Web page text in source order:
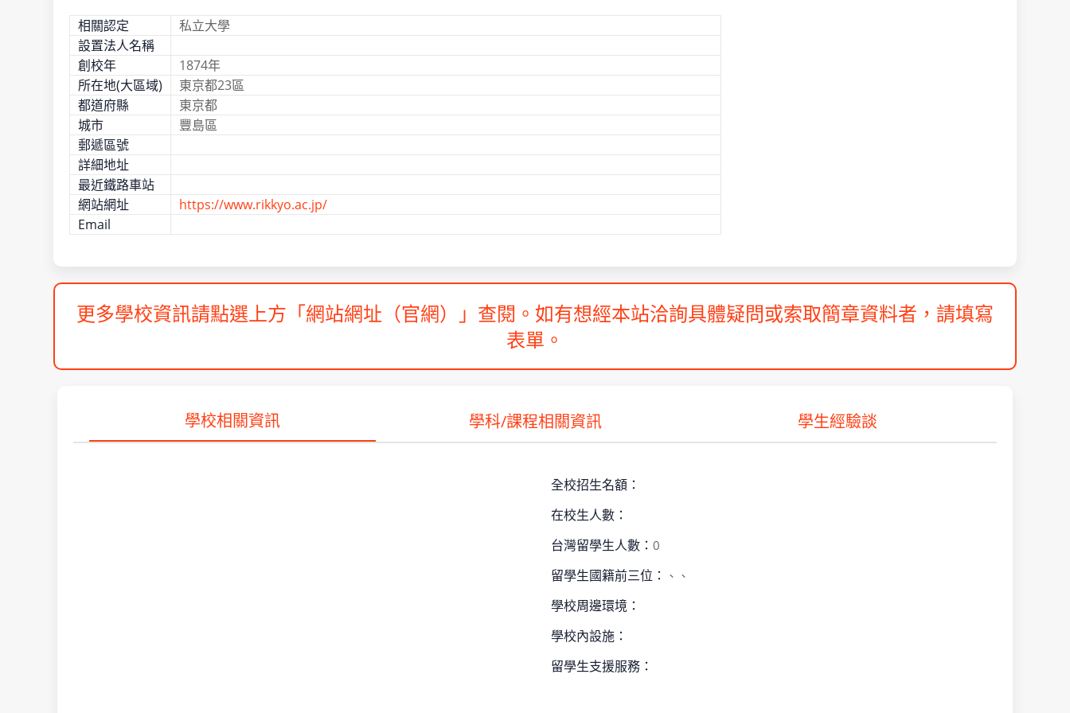
相關認定
私立大學
設置法人名稱
創校年
1874年
所在地(大區域)
東京都23區
都道府縣
東京都
城市
豐島區
郵遞區號
詳細地址
最近鐵路車站
網站網址
https://www.rikkyo.ac.jp/
Email
更多學校資訊請點選上方「網站網址（官網）」查閱。如有想經本站洽詢具體疑問或索取簡章資料者，請填寫
表單。
學校相關資訊 學科/課程相關資訊 學生經驗談
全校招生名額：
在校生人數：
台灣留學生人數： 0
留學生國籍前三位： 、、
學校周邊環境：
學校內設施：
留學生支援服務：